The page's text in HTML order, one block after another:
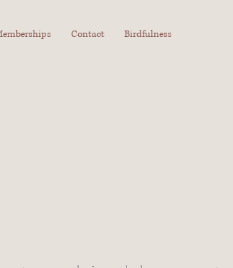
Contact Birdfulness